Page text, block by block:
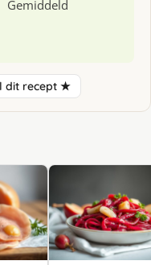
Gemiddeld
dit recept ★